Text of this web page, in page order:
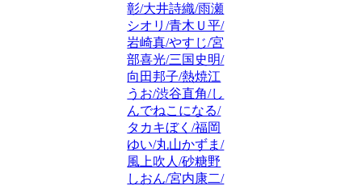
彰/大井詩織/雨瀬
シオリ/青木Ｕ平/
岩崎真/やすじ/宮
部喜光/三国史明/
向田邦子/熱焼江
うお/渋谷直角/し
んでねこになる/
タカキぼく/福岡
ゆい/丸山かずま/
風上吹人/砂糖野
しおん/宮内康二/